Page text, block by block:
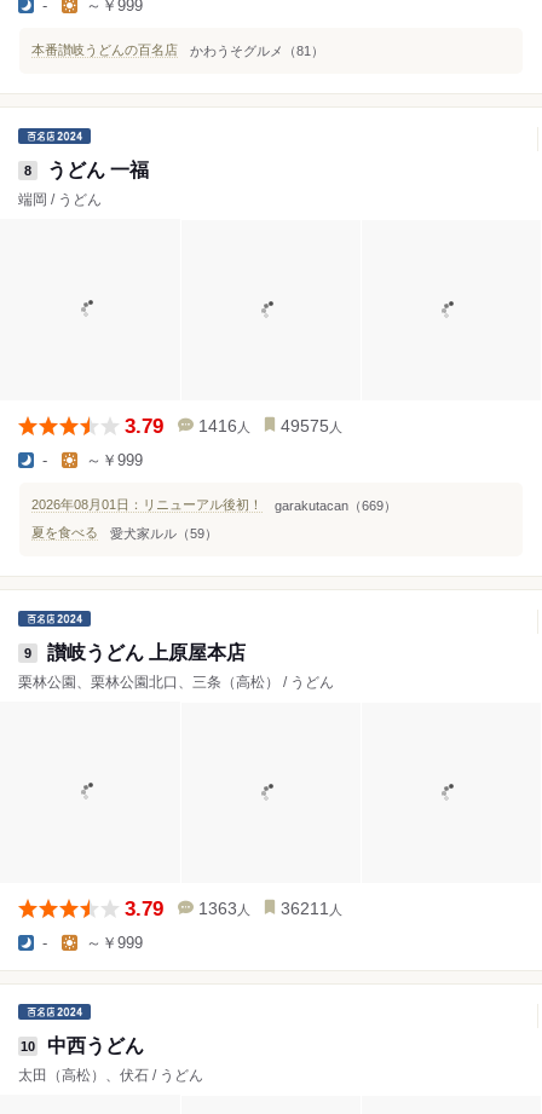
- ～￥999
本番讃岐うどんの百名店 かわうそグルメ（81）
8 うどん 一福
端岡 / うどん
3.79 1416 人 49575 人
- ～￥999
2026年08月01日：リニューアル後初！
garakutacan（669）
夏を食べる
愛犬家ルル（59）
9 讃岐うどん 上原屋本店
栗林公園、栗林公園北口、三条（高松） / うどん
3.79 1363 人 36211 人
- ～￥999
10 中西うどん
太田（高松）、伏石 / うどん